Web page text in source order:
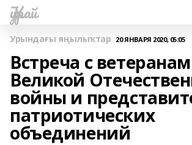
Ҡурай
Урындағы яңылыҡтар 20 ЯНВАРЯ 2020, 05:05
Встреча с
Великой
войны и
патриотических
объединений